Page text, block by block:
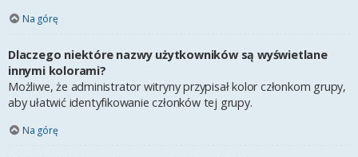
Na górę
Dlaczego niektóre nazwy użytkowników są wyświetlane
innymi kolorami?
Możliwe, że administrator witryny przypisał kolor członkom grupy,
aby ułatwić identyfikowanie członków tej grupy.
Na górę